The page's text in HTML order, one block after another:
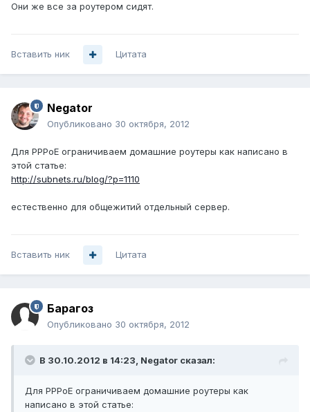
Они же все за роутером сидят.
Вставить ник Цитата
Negator
Опубликовано 30 октября, 2012
Для PPPoE ограничиваем домашние роутеры как написано в
этой статье:
http://subnets.ru/blog/?p=1110
естественно для общежитий отдельный сервер.
Вставить ник Цитата
Барагоз
Опубликовано 30 октября, 2012
В 30.10.2012 в 14:23, Negator сказал:
Для PPPoE ограничиваем домашние роутеры как
написано в этой статье: